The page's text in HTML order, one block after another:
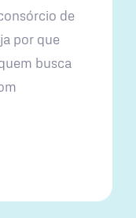
de
por que
busca